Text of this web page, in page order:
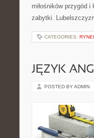
miłośników przygód
zabytki.
CATEGORIES:
JĘZYK
POSTED BY ADMIN